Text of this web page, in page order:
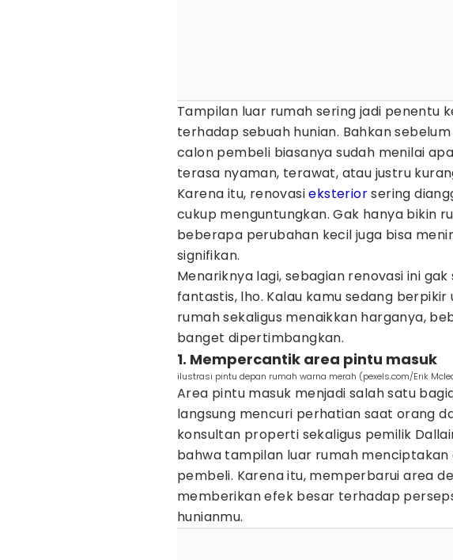
Tampilan luar rumah sering jadi penentu
terhadap sebuah hunian. Bahkan
calon pembeli biasanya sudah menilai
terasa nyaman, terawat, atau justru
Karena itu, renovasieksteriorsering
cukup menguntungkan. Gak hanya bikin
beberapa perubahan kecil juga bisa
signifikan.
Menariknya lagi, sebagian renovasi ini
fantastis, lho. Kalau kamu sedang
rumah sekaligus menaikkan harganya,
banget dipertimbangkan.
1. Mempercantik area pintu masuk
ilustrasi pintu depan rumah warna merah (pexels.com/Erik
Area pintu masuk menjadi salah satu
langsung mencuri perhatian saat orang
konsultan properti sekaligus pemilik
bahwa tampilan luar rumah
pembeli. Karena itu, memperbarui area
memberikan efek besar terhadap
hunianmu.